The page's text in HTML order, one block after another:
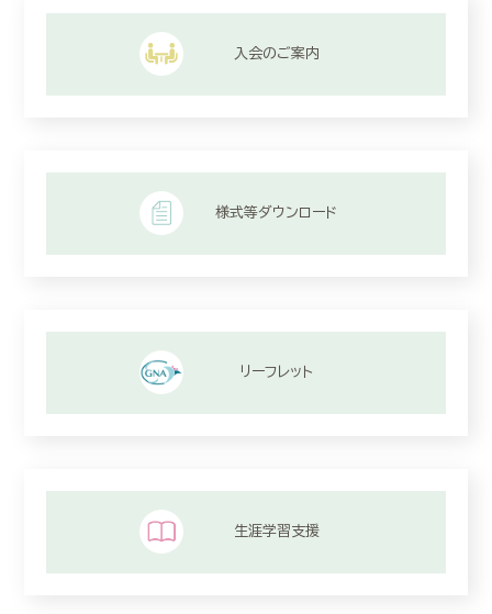
入会のご案内
様式等ダウンロード
リーフレット
生涯学習支援